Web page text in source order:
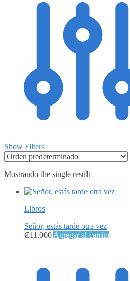
Show Filters
Mostrando the single result
Libros
Señor, estás tarde otra vez
₡11,000 Agregar al carrito